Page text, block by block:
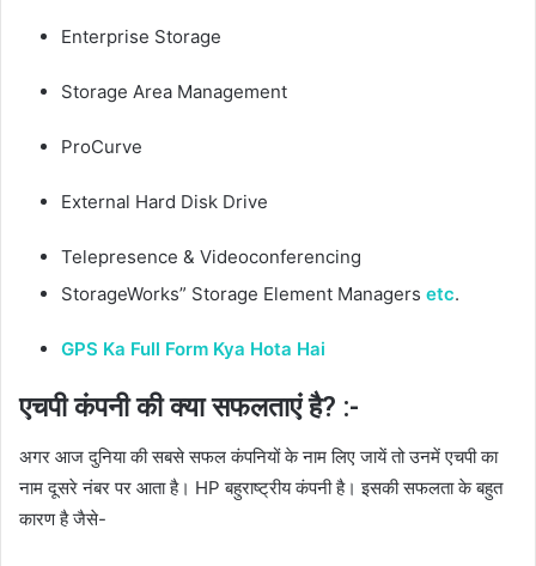
Enterprise Storage
Storage Area Management
ProCurve
External Hard Disk Drive
Telepresence & Videoconferencing
StorageWorks” Storage Element Managers etc.
GPS Ka Full Form Kya Hota Hai
एचपी कंपनी की क्या सफलताएं है? :-
अगर आज दुनिया की सबसे सफल कंपनियों के नाम लिए जायें तो उनमें एचपी का
नाम दूसरे नंबर पर आता है। HP बहुराष्ट्रीय कंपनी है। इसकी सफलता के बहुत
कारण है जैसे-